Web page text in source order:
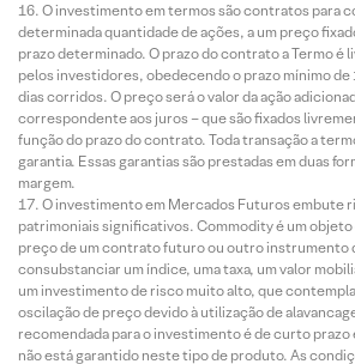
O investimento em termos são contratos para
determinada quantidade de ações, a um preço
prazo determinado. O prazo do contrato a Termo é
pelos investidores, obedecendo o prazo mínimo de
dias corridos. O preço será o valor da ação
correspondente aos juros – que são fixados
função do prazo do contrato. Toda transação a
garantia. Essas garantias são prestadas em duas
margem.
O investimento em Mercados Futuros embute
patrimoniais significativos. Commodity é um
preço de um contrato futuro ou outro instrumento
consubstanciar um índice, uma taxa, um valor
um investimento de risco muito alto, que
oscilação de preço devido à utilização de
recomendada para o investimento é de curto
não está garantido neste tipo de produto. As